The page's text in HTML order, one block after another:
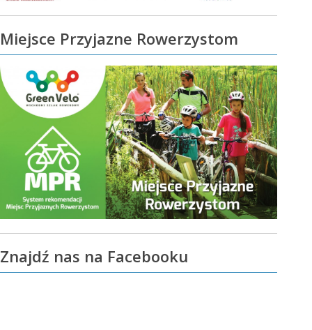
Miejsce Przyjazne Rowerzystom
Znajdź nas na Facebooku